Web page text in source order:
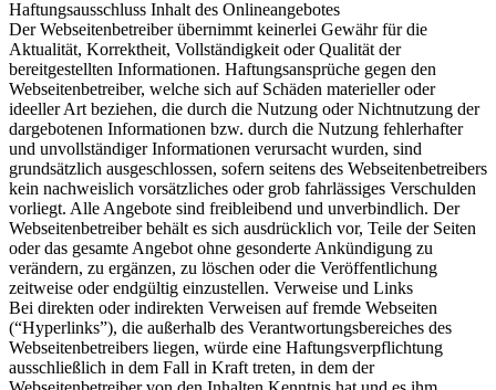
Haftungsausschluss Inhalt des Onlineangebotes
Der Webseitenbetreiber übernimmt keinerlei Gewähr für die
Aktualität, Korrektheit, Vollständigkeit oder Qualität der
bereitgestellten Informationen. Haftungsansprüche gegen den
Webseitenbetreiber, welche sich auf Schäden materieller oder
ideeller Art beziehen, die durch die Nutzung oder Nichtnutzung der
dargebotenen Informationen bzw. durch die Nutzung fehlerhafter
und unvollständiger Informationen verursacht wurden, sind
grundsätzlich ausgeschlossen, sofern seitens des Webseitenbetreibers
kein nachweislich vorsätzliches oder grob fahrlässiges Verschulden
vorliegt. Alle Angebote sind freibleibend und unverbindlich. Der
Webseitenbetreiber behält es sich ausdrücklich vor, Teile der Seiten
oder das gesamte Angebot ohne gesonderte Ankündigung zu
verändern, zu ergänzen, zu löschen oder die Veröffentlichung
zeitweise oder endgültig einzustellen. Verweise und Links
Bei direkten oder indirekten Verweisen auf fremde Webseiten
(“Hyperlinks”), die außerhalb des Verantwortungsbereiches des
Webseitenbetreibers liegen, würde eine Haftungsverpflichtung
ausschließlich in dem Fall in Kraft treten, in dem der